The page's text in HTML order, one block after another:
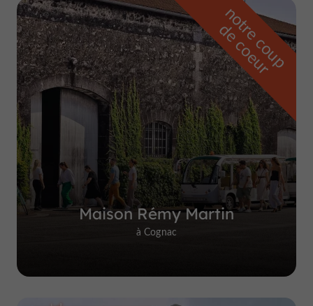
n
o
t
r
e
c
o
u
p
d
e
c
o
e
u
r
Maison Rémy Martin
à Cognac